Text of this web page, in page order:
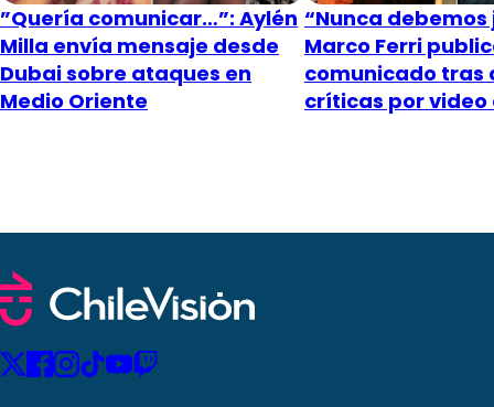
”Quería comunicar…”: Aylén
Milla envía mensaje desde
Dubai sobre ataques en
Medio Oriente
“Nunca debemos
Marco Ferri
comunicado tras
críticas por video